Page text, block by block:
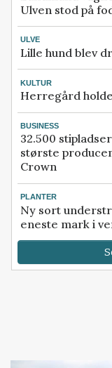
Ulven stod på
ULVE
Lille hund blev
KULTUR
Herregård
BUSINESS
32.500
største
Crown
PLANTER
Ny sort
eneste mark i